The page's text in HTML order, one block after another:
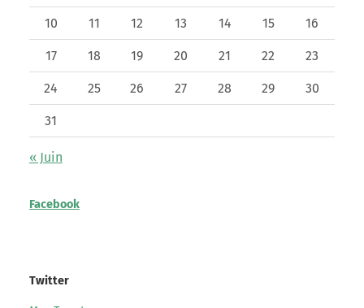
10 11 12 13 14 15 16
17 18 19 20 21 22 23
24 25 26 27 28 29 30
31
« Juin
Facebook
Twitter